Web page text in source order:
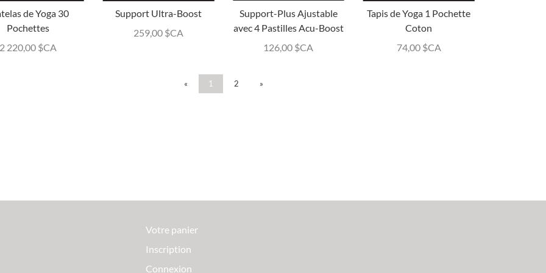
de Yoga 30
Pochettes
220,00 $CA
Support Ultra-Boost
259,00 $CA
Support-Plus Ajustable
avec 4 Pastilles Acu-Boost
126,00 $CA
Tapis de Yoga 1 Pochette
Coton
74,00 $CA
« 1 2 »
Votre panier
Inscription
Connexion